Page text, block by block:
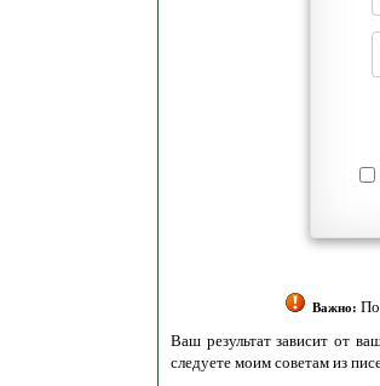
Я
Получение
Ваш результат зависит от вашей
следуете моим советам из писем и книг.